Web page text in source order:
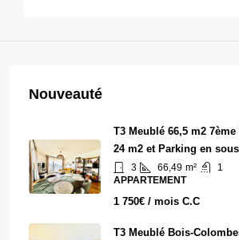
Nouveauté
T3 Meublé 66,5 m2
24 m2 et Parking en
3 66,49 m²
1
APPARTEMENT
1 750€ / mois C.C
T3 Meublé Bois-